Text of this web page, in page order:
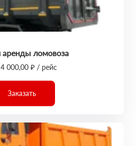
аренды ломовоза
000,00 ₽ / рейс
Заказать